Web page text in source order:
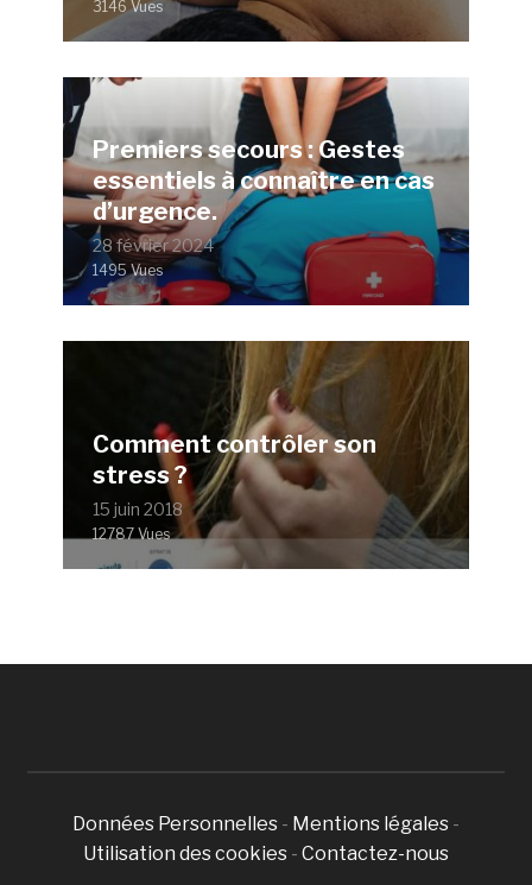
3146 Vues
Premiers secours : Gestes
essentiels à connaître en cas
d’urgence.
28 février 2024
1495 Vues
Comment contrôler son
stress ?
15 juin 2018
12787 Vues
Données Personnelles - Mentions légales -
Utilisation des cookies - Contactez-nous